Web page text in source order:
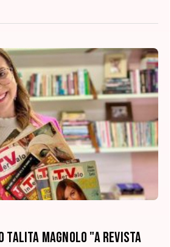
Talita Magnolo "A revista